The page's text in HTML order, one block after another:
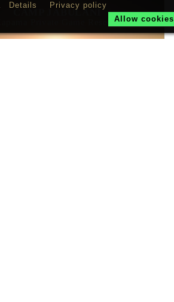
CAMP JABULANI
Private Game Reserve
Details Privacy policy
Allow cookies